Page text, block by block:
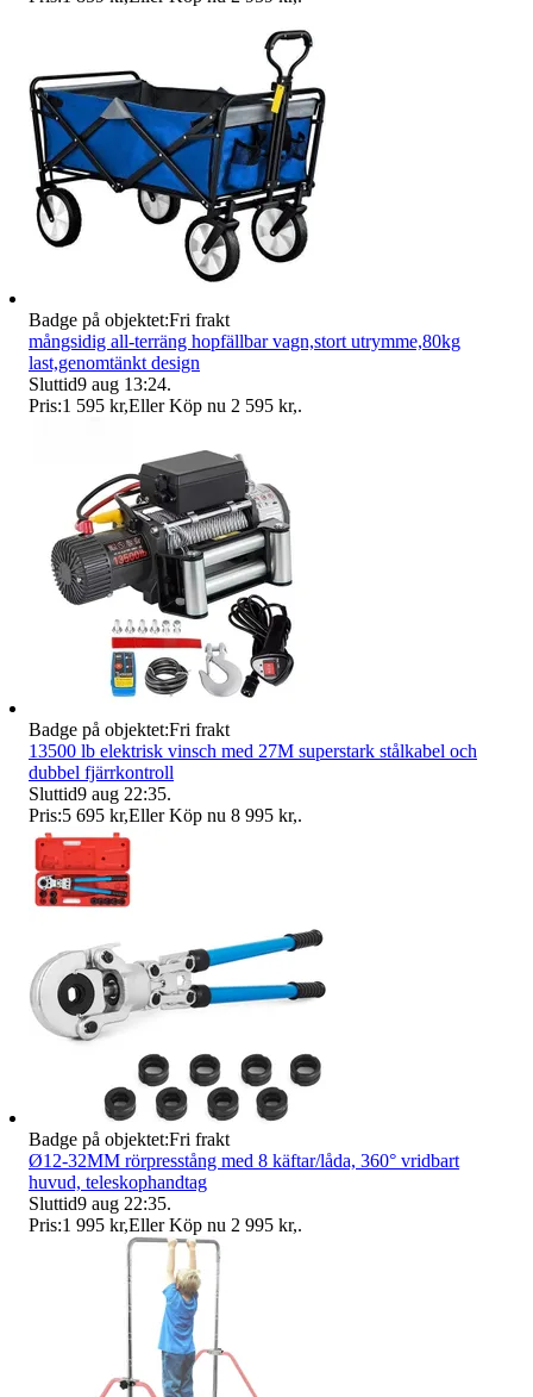
Badge på objektet:Fri frakt
mångsidig all-terräng hopfällbar vagn,stort utrymme,80kg
last,genomtänkt design
Sluttid9 aug 13:24.
Pris:1 595 kr,Eller Köp nu 2 595 kr,.
Badge på objektet:Fri frakt
13500 lb elektrisk vinsch med 27M superstark stålkabel och
dubbel fjärrkontroll
Sluttid9 aug 22:35.
Pris:5 695 kr,Eller Köp nu 8 995 kr,.
Badge på objektet:Fri frakt
Ø12-32MM rörpresstång med 8 käftar/låda, 360° vridbart
huvud, teleskophandtag
Sluttid9 aug 22:35.
Pris:1 995 kr,Eller Köp nu 2 995 kr,.